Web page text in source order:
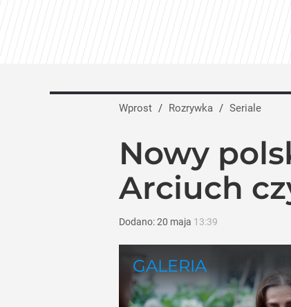
Wprost / Rozrywka / Seriale
Nowy
Arciuch
Dodano:20 maja 13:39